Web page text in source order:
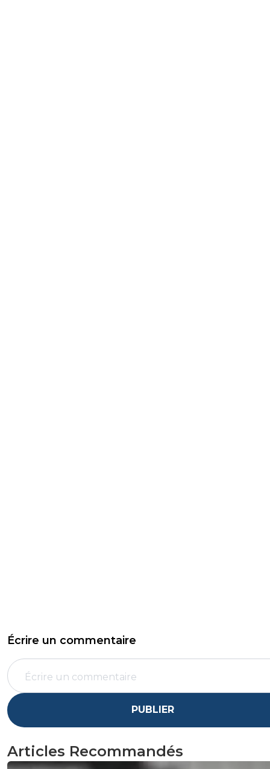
Écrire un commentaire
PUBLIER
Articles Recommandés